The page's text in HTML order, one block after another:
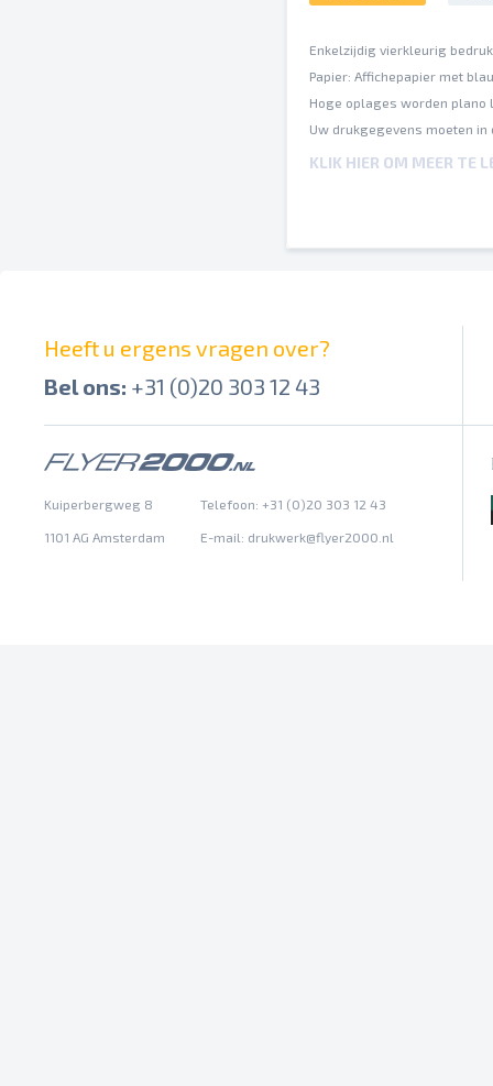
Enkelzijdig vierkleurig
Papier: Affichepapier met
Hoge oplages worden
Uw drukgegevens moeten in
ISO Coated v2 (gebaseerd op
KLIK HIER OM MEER TE
Heeft u ergens vragen over?
Bel ons: +31 (0)20 303 12 43
Kuiperbergweg 8 Telefoon: +31 (0)20 303 12 43
1101 AG Amsterdam E-mail: drukwerk@flyer2000.nl